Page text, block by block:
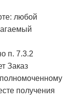
любой
п. 7.3.2
Заказ
получения